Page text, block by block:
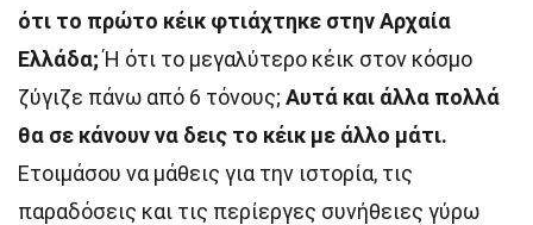
ότι το πρώτο κέικ φτιάχτηκε στην Αρχαία
Ελλάδα;Ή ότι το μεγαλύτερο κέικ στον κόσμο
ζύγιζε πάνω από 6 τόνους; Αυτά και άλλα πολλά
θα σε κάνουν να δεις το κέικ με άλλο μάτι.
Ετοιμάσου να μάθεις για την ιστορία, τις
παραδόσεις και τις περίεργες συνήθειες γύρω